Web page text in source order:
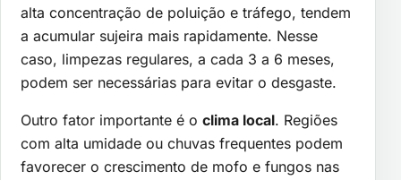
alta concentração de poluição e tráfego, tendem
a acumular sujeira mais rapidamente. Nesse
caso, limpezas regulares, a cada 3 a 6 meses,
podem ser necessárias para evitar o desgaste.
Outro fator importante é o clima local. Regiões
com alta umidade ou chuvas frequentes podem
favorecer o crescimento de mofo e fungos nas